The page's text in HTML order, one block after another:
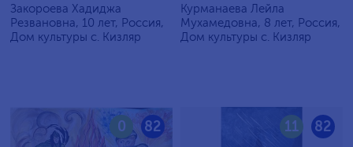
Закороева Хадиджа
Резвановна, 10 лет, Россия,
Дом культуры с. Кизляр
Курманаева Лейла
Мухамедовна, 8 лет, Россия,
Дом культуры с. Кизляр
82
0 82
11